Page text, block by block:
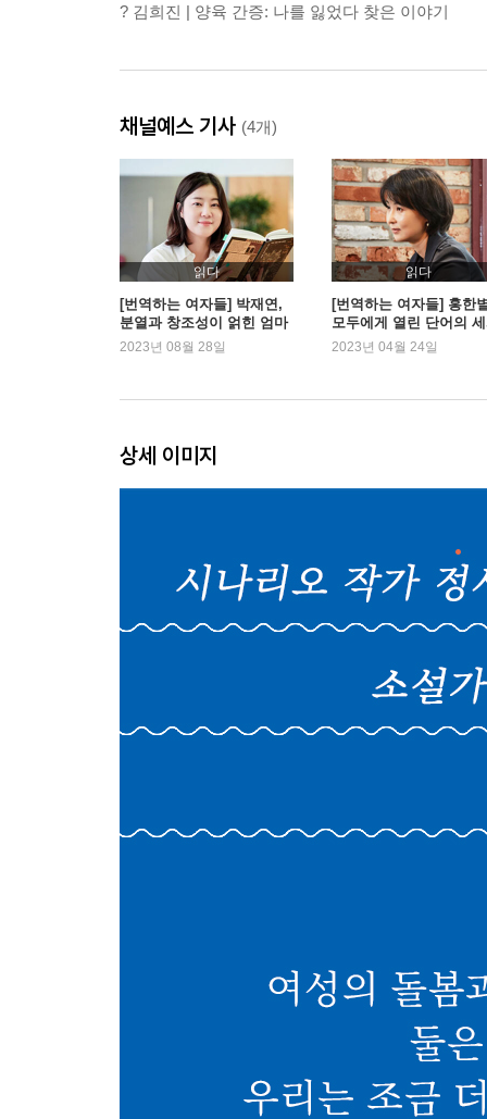
? 김희진 | 양육 간증: 나를 잃었다 찾은 이야기
채널예스 기사 (4개)
읽다
[번역하는 여자들] 박재연,
분열과 창조성이 얽힌 엄마
의 시간
2023년 08월 28일
읽다
[번역하는 여자들] 홍한
모두에게 열린 단어의
2023년 04월 24일
상세 이미지